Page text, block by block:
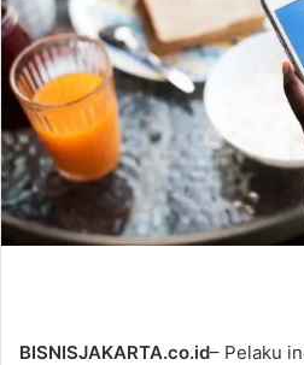
m
a
i
l
BISNISJAKARTA.co.id– Pelaku